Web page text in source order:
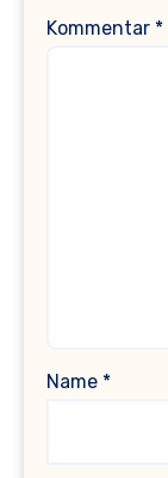
Kommentar *
Name *